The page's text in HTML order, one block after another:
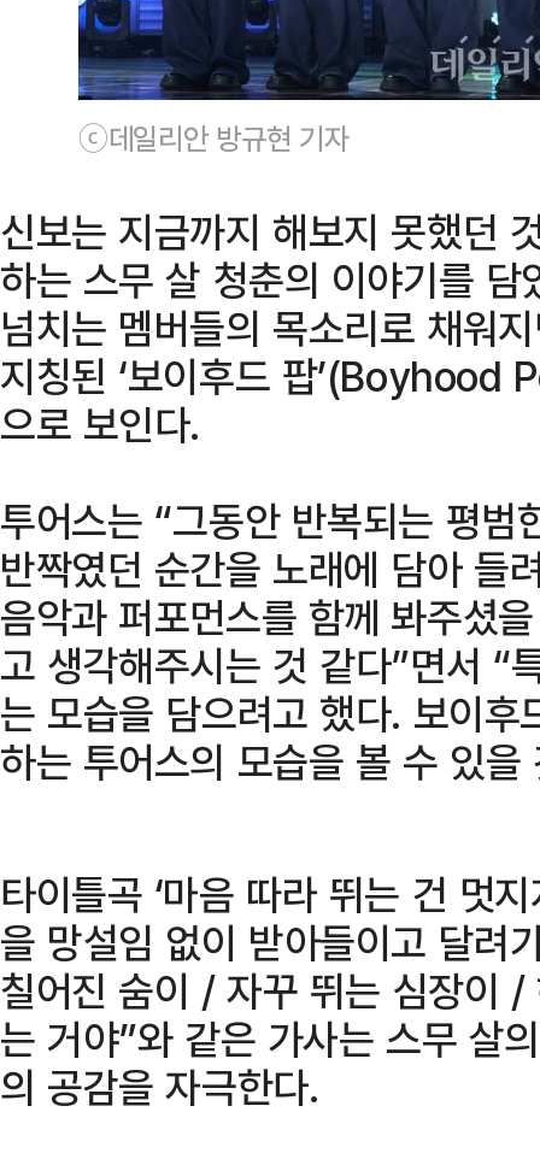
ⓒ데일리안 방규현 기자
신보는 지금까지 해보지 못했던
하는 스무 살 청춘의 이야기를
넘치는 멤버들의 목소리로 채워
지칭된 ‘보이후드 팝’(Boyhood
으로 보인다.
투어스는 “그동안 반복되는 평범
반짝였던 순간을 노래에 담아 들
음악과 퍼포먼스를 함께 봐주셨
고 생각해주시는 것 같다”면서 “
는 모습을 담으려고 했다. 보이
하는 투어스의 모습을 볼 수 있을
타이틀곡 ‘마음 따라 뛰는 건 멋
을 망설임 없이 받아들이고 달려
칠어진 숨이 / 자꾸 뛰는 심장이
는 거야”와 같은 가사는 스무 살
의 공감을 자극한다.